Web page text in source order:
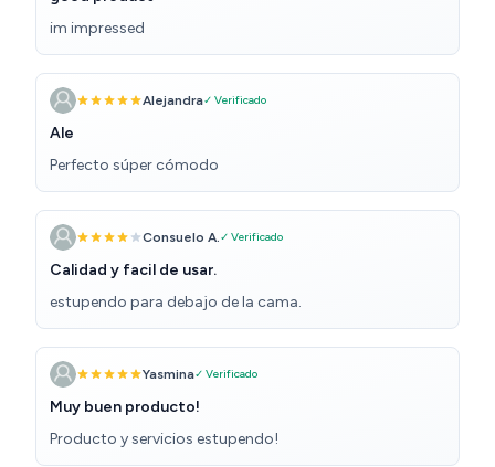
im impressed
Alejandra✓ Verificado
Ale
Perfecto súper cómodo
Consuelo A. ✓ Verificado
Calidad y facil de usar.
estupendo para debajo de la cama.
Yasmina✓ Verificado
Muy buen producto!
Producto y servicios estupendo!